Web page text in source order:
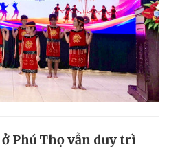
Phú Thọ vẫn duy trì